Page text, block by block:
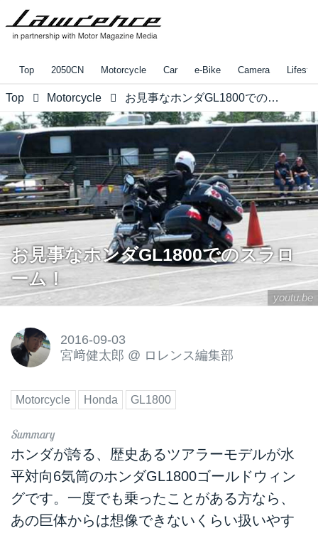
Top 2050CN Motorcycle Car e-Bike Camera
Top Motorcycle お見事なホンダGL1800でのスラローム！
youtu.be
お見事なホンダGL1800でのスラロ
ーム！
2016-09-03
宮﨑健太郎 @ ロレンス編集部
Motorcycle Honda GL1800
ホンダが誇る、歴史あるツアラーモデルが水
平対向6気筒のホンダGL1800ゴールドウィン
グです。一度でも乗ったことがある方なら、
あの巨体からは想像できないくらい扱いやす